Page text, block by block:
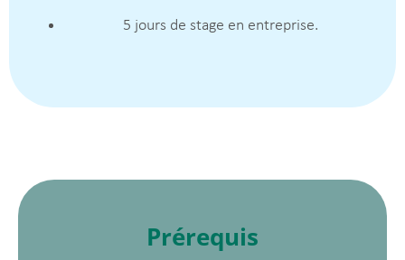
5 jours de stage en entreprise.
Prérequis